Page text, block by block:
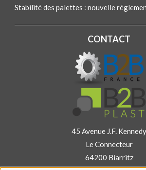
Stabilité des palettes : nouvelle
CONTACT
45 Avenue J.F. Kennedy
Le Connecteur
64200 Biarritz